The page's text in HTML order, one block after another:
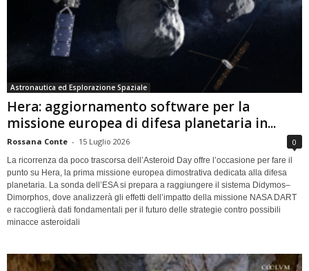
Astronautica ed Esplorazione Spaziale
Hera: aggiornamento software per la
missione europea di difesa planetaria in...
Rossana Conte - 15 Luglio 2026 0
La ricorrenza da poco trascorsa dell’Asteroid Day offre l’occasione per fare il
punto su Hera, la prima missione europea dimostrativa dedicata alla difesa
planetaria. La sonda dell’ESA si prepara a raggiungere il sistema Didymos–
Dimorphos, dove analizzerà gli effetti dell’impatto della missione NASA DART
e raccoglierà dati fondamentali per il futuro delle strategie contro possibili
minacce asteroidali